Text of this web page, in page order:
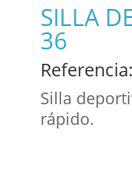
SILLA
36
Referencia
Silla
rápido.